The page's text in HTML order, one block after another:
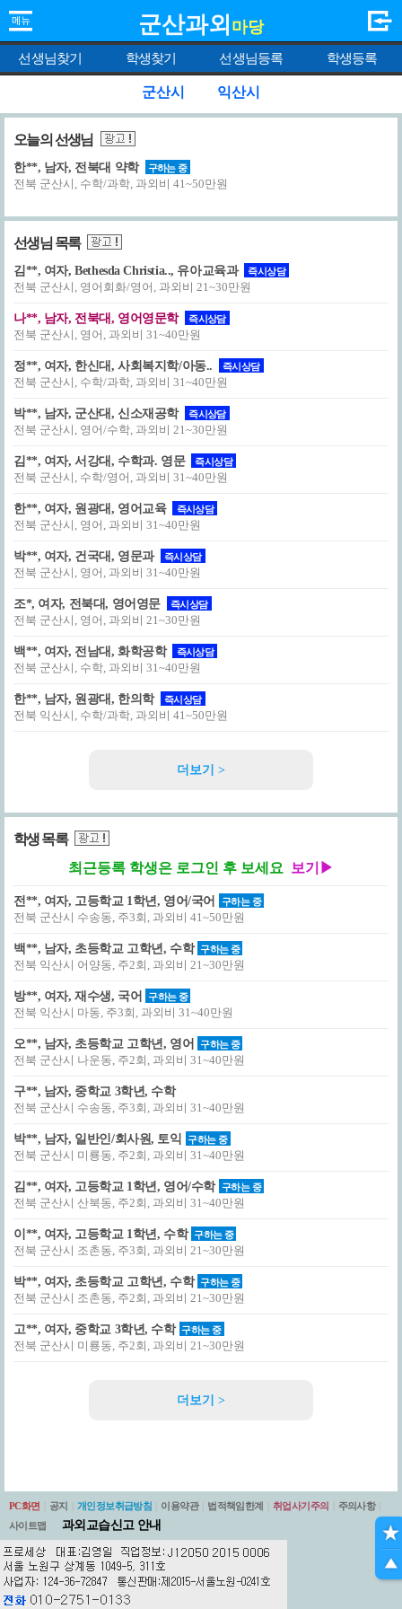
군산과외 마당
선생님찾기 학생찾기 선생님등록 학생등록
군산시 익산시
오늘의 선생님
한**, 남자, 전북대 약학 구하는 중
전북 군산시, 수학/과학, 과외비 41~50만원
선생님 목록
김**, 여자, Bethesda Christia.., 유아교육과 즉시상담
전북 군산시, 영어회화/영어, 과외비 21~30만원
나**, 남자, 전북대, 영어영문학 즉시상담
전북 군산시, 영어, 과외비 31~40만원
정**, 여자, 한신대, 사회복지학/아동.. 즉시상담
전북 군산시, 수학/과학, 과외비 31~40만원
박**, 남자, 군산대, 신소재공학 즉시상담
전북 군산시, 영어/수학, 과외비 21~30만원
김**, 여자, 서강대, 수학과. 영문 즉시상담
전북 군산시, 수학/영어, 과외비 31~40만원
한**, 여자, 원광대, 영어교육 즉시상담
전북 군산시, 영어, 과외비 31~40만원
박**, 여자, 건국대, 영문과 즉시상담
전북 군산시, 영어, 과외비 31~40만원
조*, 여자, 전북대, 영어영문 즉시상담
전북 군산시, 영어, 과외비 21~30만원
백**, 여자, 전남대, 화학공학 즉시상담
전북 군산시, 수학, 과외비 31~40만원
한**, 남자, 원광대, 한의학 즉시상담
전북 익산시, 수학/과학, 과외비 41~50만원
더보기 >
학생 목록
최근등록 학생은 로그인 후 보세요
보기▶
전**, 여자, 고등학교 1학년, 영어/국어 구하는 중
전북 군산시 수송동, 주3회, 과외비 41~50만원
백**, 남자, 초등학교 고학년, 수학 구하는 중
전북 익산시 어양동, 주2회, 과외비 21~30만원
방**, 여자, 재수생, 국어 구하는 중
전북 익산시 마동, 주3회, 과외비 31~40만원
오**, 남자, 초등학교 고학년, 영어 구하는 중
전북 군산시 나운동, 주2회, 과외비 31~40만원
구**, 남자, 중학교 3학년, 수학
전북 군산시 수송동, 주3회, 과외비 31~40만원
박**, 남자, 일반인/회사원, 토익 구하는 중
전북 군산시 미룡동, 주2회, 과외비 31~40만원
김**, 여자, 고등학교 1학년, 영어/수학 구하는 중
전북 군산시 산북동, 주2회, 과외비 31~40만원
이**, 여자, 고등학교 1학년, 수학 구하는 중
전북 군산시 조촌동, 주3회, 과외비 21~30만원
박**, 여자, 초등학교 고학년, 수학 구하는 중
전북 군산시 조촌동, 주2회, 과외비 21~30만원
고**, 여자, 중학교 3학년, 수학 구하는 중
전북 군산시 미룡동, 주2회, 과외비 21~30만원
더보기 >
PC화면 공지 개인정보취급방침 이용약관 법적책임한계 취업사기주의 주의사항
사이트맵
과외교습신고 안내